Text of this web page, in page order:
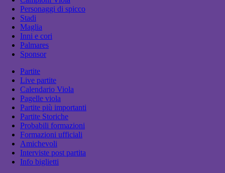
Personaggi di spicco
Stadi
Maglia
Inni e cori
Palmares
Sponsor
Partite
Live partite
Calendario Viola
Pagelle viola
Partite più importanti
Partite Storiche
Probabili formazioni
Formazioni ufficiali
Amichevoli
Interviste post partita
Info biglietti